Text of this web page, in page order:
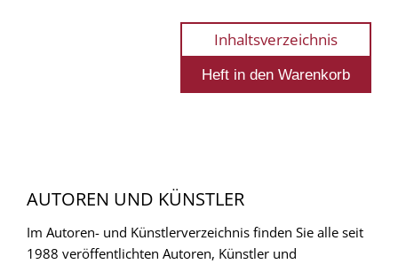
Inhaltsverzeichnis
AUTOREN UND KÜNSTLER
Im Autoren- und Künstlerverzeichnis finden Sie alle seit
1988 veröffentlichten Autoren, Künstler und